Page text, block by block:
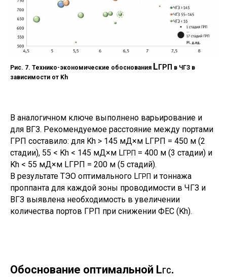
Рис. 7. Технико-экономические обоснования L ГРП в ЧГЗ в
зависимости от Kh
В аналогичном ключе выполнено варьирование и
для ВГЗ. Рекомендуемое расстояние между портами
ГРП составило: для Kh > 145 мД×м LГРП = 450 м (2
стадии), 55 < Kh < 145 мД×м LГРП = 400 м (3 стадии) и
Kh < 55 мД×м LГРП = 200 м (5 стадий).
В результате ТЭО оптимального LГРП и тоннажа
проппанта для каждой зоны проводимости в ЧГЗ и
ВГЗ выявлена необходимость в увеличении
количества портов ГРП при снижении ФЕС (Kh).
Обоснование оптимальной L ГС.